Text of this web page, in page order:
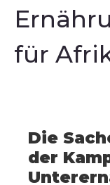
für
Die
der